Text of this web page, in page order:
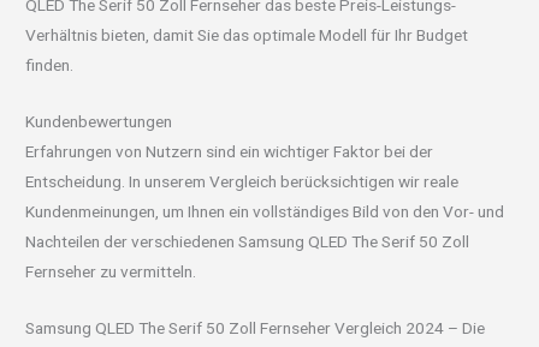
QLED The Serif 50 Zoll Fernseher das beste Preis-Leistungs-
Verhältnis bieten, damit Sie das optimale Modell für Ihr Budget
finden.
Kundenbewertungen
Erfahrungen von Nutzern sind ein wichtiger Faktor bei der
Entscheidung. In unserem Vergleich berücksichtigen wir reale
Kundenmeinungen, um Ihnen ein vollständiges Bild von den Vor- und
Nachteilen der verschiedenen Samsung QLED The Serif 50 Zoll
Fernseher zu vermitteln.
Samsung QLED The Serif 50 Zoll Fernseher Vergleich 2024 – Die